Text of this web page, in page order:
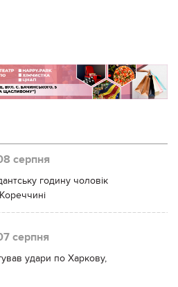
серпня
годину чоловік
Кореччині
серпня
удари по Харкову,